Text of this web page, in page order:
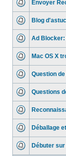
Envoyer
Blog
Ad Blocker:
Mac OS X
Question
Questions
Déballage
Débuter